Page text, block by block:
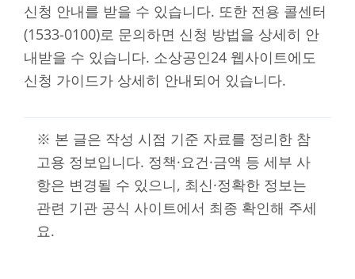
신청 안내를 받을 수 있습니다. 또한 전용 콜센터
(1533-0100)로 문의하면 신청 방법을 상세히 안
내받을 수 있습니다. 소상공인24 웹사이트에도
신청 가이드가 상세히 안내되어 있습니다.
※ 본 글은 작성 시점 기준 자료를 정리한 참
고용 정보입니다. 정책·요건·금액 등 세부 사
항은 변경될 수 있으니, 최신·정확한 정보는
관련 기관 공식 사이트에서 최종 확인해 주세
요.